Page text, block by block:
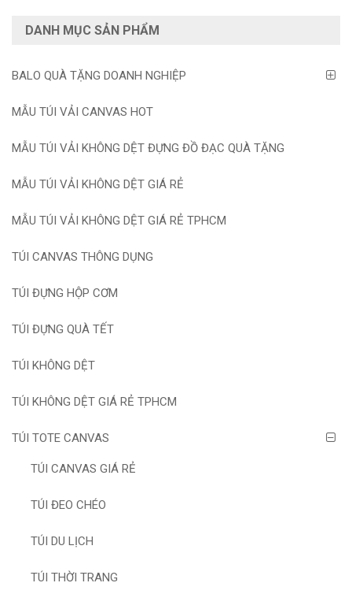
DANH MỤC SẢN PHẨM
BALO QUÀ TẶNG DOANH NGHIỆP
MẪU TÚI VẢI CANVAS HOT
MẪU TÚI VẢI KHÔNG DỆT ĐỰNG ĐỒ ĐẠC QUÀ TẶNG
MẪU TÚI VẢI KHÔNG DỆT GIÁ RẺ
MẪU TÚI VẢI KHÔNG DỆT GIÁ RẺ TPHCM
TÚI CANVAS THÔNG DỤNG
TÚI ĐỰNG HỘP CƠM
TÚI ĐỰNG QUÀ TẾT
TÚI KHÔNG DỆT
TÚI KHÔNG DỆT GIÁ RẺ TPHCM
TÚI TOTE CANVAS
TÚI CANVAS GIÁ RẺ
TÚI ĐEO CHÉO
TÚI DU LỊCH
TÚI THỜI TRANG